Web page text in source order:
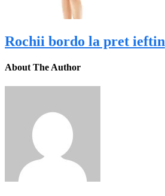
Rochii bordo la pret ieftin
About The Author